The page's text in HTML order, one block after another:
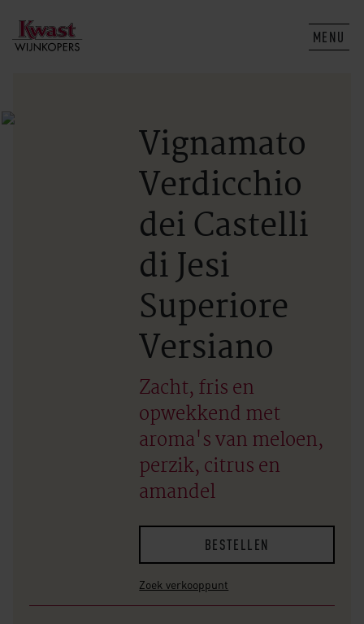
MENU
Vignamato
Verdicchio
dei Castelli
di Jesi
Superiore
Versiano
Zacht, fris en
opwekkend met
aroma's van meloen,
perzik, citrus en
amandel
BESTELLEN
Zoek verkooppunt